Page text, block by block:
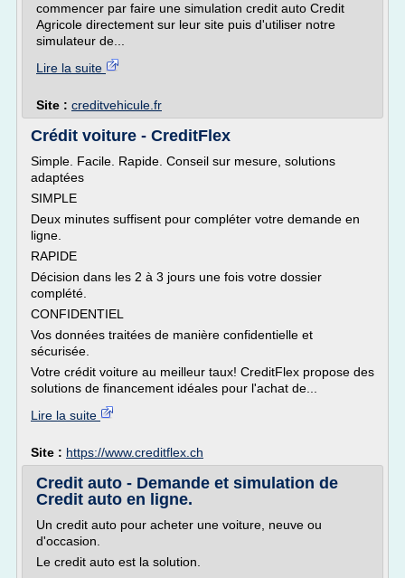
commencer par faire une simulation credit auto Credit
Agricole directement sur leur site puis d'utiliser notre
simulateur de...
Lire la suite
Site : creditvehicule.fr
Crédit voiture - CreditFlex
Simple. Facile. Rapide. Conseil sur mesure, solutions
adaptées
SIMPLE
Deux minutes suffisent pour compléter votre demande en
ligne.
RAPIDE
Décision dans les 2 à 3 jours une fois votre dossier
complété.
CONFIDENTIEL
Vos données traitées de manière confidentielle et
sécurisée.
Votre crédit voiture au meilleur taux! CreditFlex propose des
solutions de financement idéales pour l'achat de...
Lire la suite
Site : https://www.creditflex.ch
Credit auto - Demande et simulation de
Credit auto en ligne.
Un credit auto pour acheter une voiture, neuve ou
d'occasion.
Le credit auto est la solution.